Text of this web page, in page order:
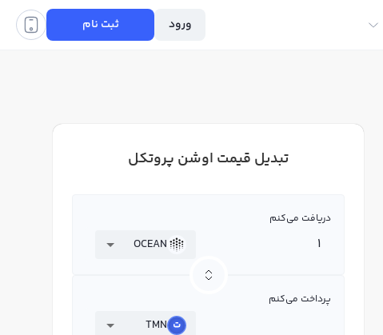
ورود ثبت نام
تبدیل قیمت اوشن پروتکل
دریافت می‌کنم
OCEAN
پرداخت می‌کنم
TMN